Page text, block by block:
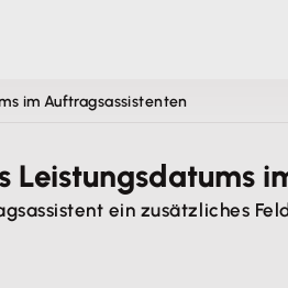
im Auftragsassistenten
Leistungsdatums
ein zusätzliches